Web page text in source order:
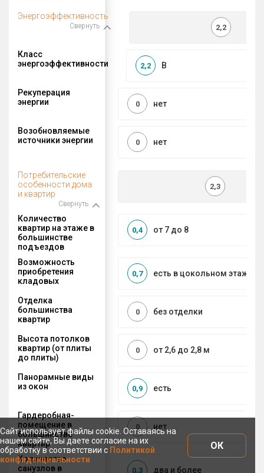
Энергоэффективность
Свернуть 2,2
Класс
энергоэффективности
B
2,2
Рекуперация
энергии
нет
0
Возобновляемые
источники энергии
нет
0
Потребительские
особенности дома
и квартир
Свернуть
2,3
Количество
квартир на этаже в
большинстве
подъездов
от 7 до 8
0,4
Возможность
приобретения
кладовых
есть в цокольном этаже
0,7
Отделка
большинства
квартир
без отделки
0
Высота потолков
квартир (от плиты
до плиты)
от 2,6 до 2,8 м
0
Панорамные виды
из окон
есть
0,9
Гардеробная-
помещение в
большинстве
квартир
нет
0
Количество
санузлов в
два и более
0,3
Сайт использует файлы cookie. Оставаясь на
нашем сайте, Вы даете согласие на их
обработку в соответствии с Политикой
конфиденциальности
ОК